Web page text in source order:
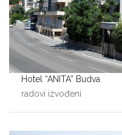
Hotel “ANITA” Budva
radovi izvođeni